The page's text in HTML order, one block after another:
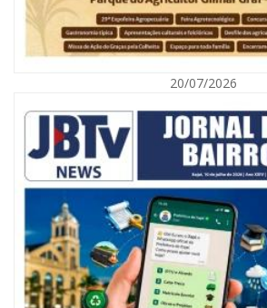
GERAL
20/07/2026